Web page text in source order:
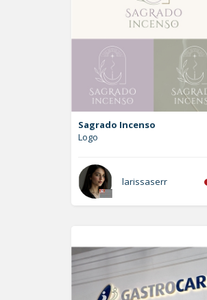
Sagrado Incenso
Logo
larissaserr